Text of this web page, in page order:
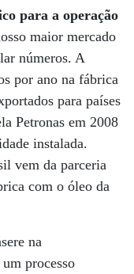
para a operação
maior mercado
números. A
por ano na fábrica
para países
Petronas em 2008
instalada.
vem da parceria
com o óleo da
na
processo